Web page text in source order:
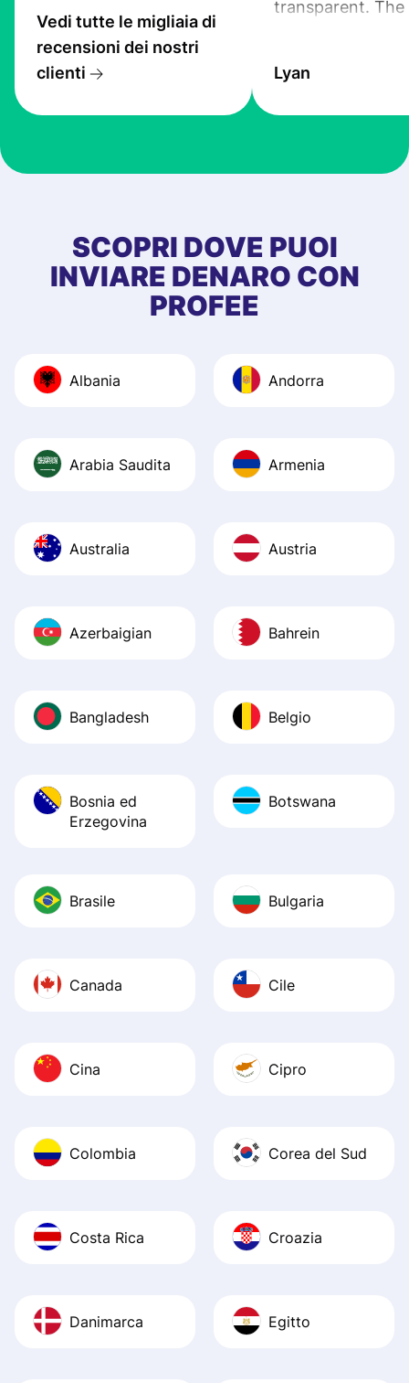
Vedi tutte le migliaia di
recensioni dei nostri
clienti
transparent. The
the exchange
at Profee is very
first started
app, and they
quick to provide
Recommend it!
Lyan
SCOPRI DOVE PUOI
INVIARE DENARO CON
PROFEE
Albania Andorra
Arabia Saudita Armenia
Australia Austria
Azerbaigian Bahrein
Bangladesh Belgio
Bosnia ed
Erzegovina
Botswana
Brasile Bulgaria
Canada Cile
Cina Cipro
Colombia Corea del Sud
Costa Rica Croazia
Danimarca Egitto